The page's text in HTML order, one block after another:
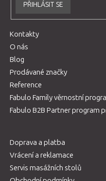
PŘIHLÁSIT SE
Kontakty
O nás
Blog
Prodávané značky
Reference
Fabulo Family věrnostní
Fabulo B2B Partner program
Doprava a platba
Vrácení a reklamace
Servis masážních stolů